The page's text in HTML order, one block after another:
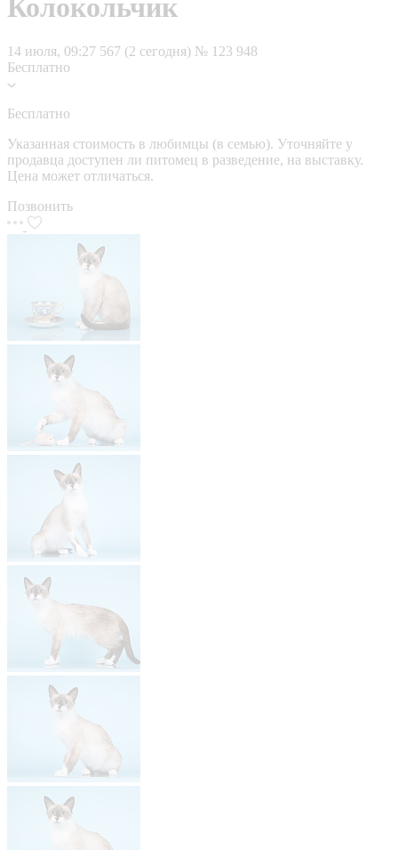
Колокольчик
14 июля, 09:27 567 (2 сегодня) № 123 948
Бесплатно
Бесплатно
Указанная стоимость в любимцы (в семью). Уточняйте у
продавца доступен ли питомец в разведение, на выставку.
Цена может отличаться.
Позвонить